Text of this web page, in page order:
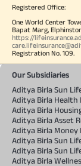
Registered Office:
One World Center
Bapat Marg,
https://
Registration No. 109.
Our Subsidiaries
Aditya Birla Sun
Aditya Birla Health
Aditya Birla
Aditya Birla Asset
Aditya Birla Money
Aditya Birla Sun
Aditya Birla Sun
Aditya Birla